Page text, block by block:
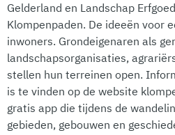
Gelderland en Landschap
Klompenpaden. De ideeën voor
inwoners. Grondeigenaren als
landschapsorganisaties,
stellen hun terreinen open.
is te vinden op de website
gratis app die tijdens de
gebieden, gebouwen en